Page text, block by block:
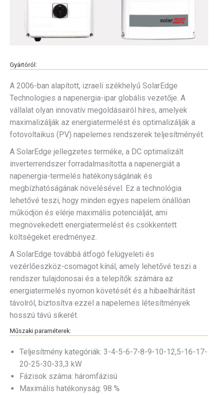
Gyártóról:
A 2006-ban alapított, izraeli székhelyű SolarEdge
Technologies a napenergia-ipar globális vezetője. A
vállalat olyan innovatív megoldásairól híres, amelyek
maximalizálják az energiatermelést és optimalizálják a
fotovoltaikus (PV) napelemes rendszerek teljesítményét.
A SolarEdge jellegzetes terméke, a DC optimalizált
inverterrendszer forradalmasította a napenergiát a
napenergia-termelés hatékonyságának és
megbízhatóságának növelésével. Ez a technológia
lehetővé teszi, hogy minden egyes napelem önállóan
működjön és elérje maximális potenciálját, ami
megnövekedett energiatermelést és csökkentett
költségeket eredményez.
A SolarEdge továbbá átfogó felügyeleti és
vezérlőeszköz-csomagot kínál, amely lehetővé teszi a
rendszer tulajdonosai és a telepítők számára az
energiatermelés nyomon követését és a hibaelhárítást
távolról, biztosítva ezzel a napelemes létesítmények
hosszú távú sikerét.
Műszaki paraméterek:
Teljesítmény kategóriák: 3-4-5-6-7-8-9-10-12,5-16-17-
20-25-30-33,3 kW
Fázisok száma: háromfázisú
Maximális hatékonyság: 98 %